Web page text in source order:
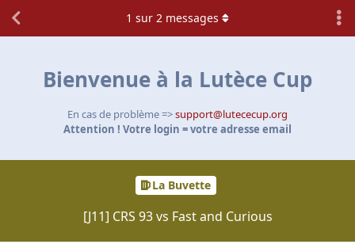
Bienvenue à la Lutèce Cup
En cas de problème =>support@lutececup.org
Attention ! Votre login = votre adresse email
La Buvette
[J11] CRS 93 vs Fast and Curious
1 sur 2 messages